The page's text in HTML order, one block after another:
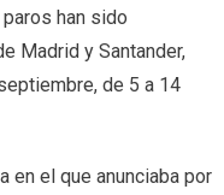
han sido
Madrid y Santander,
de 5 a 14
en el que anunciaba por